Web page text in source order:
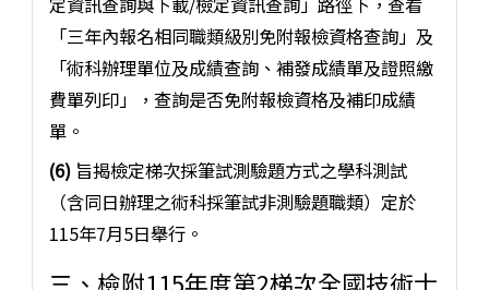
「三年內報名相同職類級別免附報檢資格查詢」及
「術科辦理單位及成績查詢、補發成績單及證照繳
費單列印」，查詢是否免附報檢資格及補印成績
單。
(6)旨揭檢定梯次採筆試測驗題方式之學科測試
（含同日辦理之術科採筆試非測驗題職類）定於
115年7月5日舉行。
三、檢附115年度第2梯次全國技術士